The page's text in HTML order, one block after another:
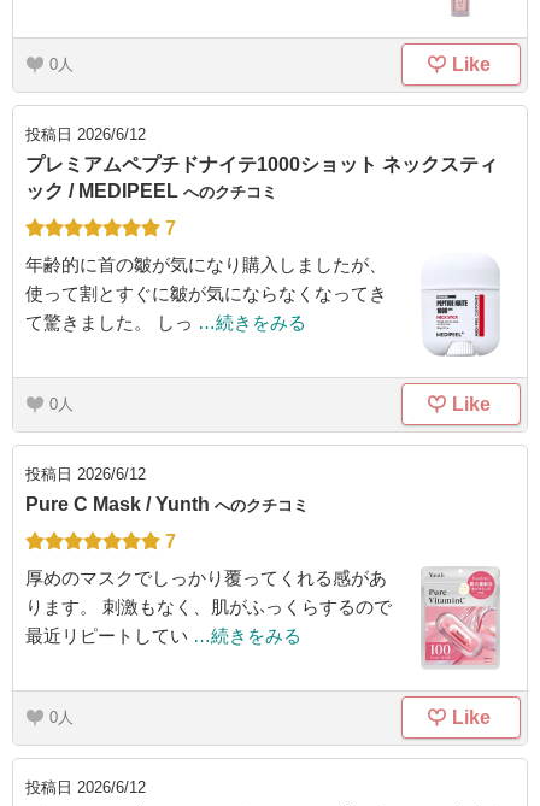
0 Like
投稿日 2026/6/12
プレミアムペプチドナイテ1000ショット ネックスティ
ック / MEDIPEEL へのクチコミ
7
年齢的に首の皺が気になり購入しましたが、
使って割とすぐに皺が気にならなくなってき
て驚きました。 しっ …続きをみる
0 Like
投稿日 2026/6/12
Pure C Mask / Yunth へのクチコミ
7
厚めのマスクでしっかり覆ってくれる感があ
ります。 刺激もなく、肌がふっくらするので
最近リピートしてい …続きをみる
0 Like
投稿日 2026/6/12